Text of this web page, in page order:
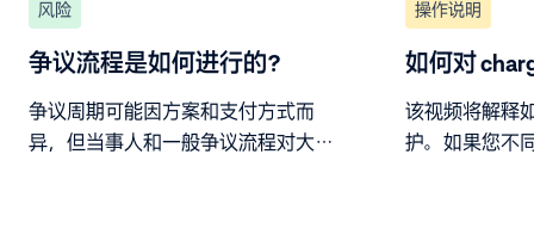
风险
争议流程是如何进行的？
争议周期可能因方案和支付方式而
异，但当事人和一般争议流程对大多
操作说明
如何对
该视频将解释
护。如果您不